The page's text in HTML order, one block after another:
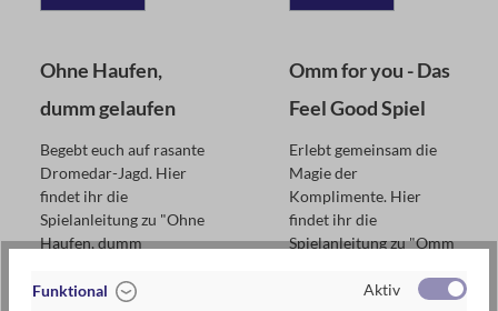
Ohne Haufen,
dumm gelaufen
Begebt euch auf rasante
Dromedar-Jagd. Hier
findet ihr die
Spielanleitung zu "Ohne
Haufen, dumm
und englischer Sprache.
Omm for you - Das
Feel Good Spiel
Erlebt gemeinsam die
Magie der
Komplimente. Hier
findet ihr die
Spielanleitung zu "Omm
Spiel" in deutscher und
Funktional Aktiv